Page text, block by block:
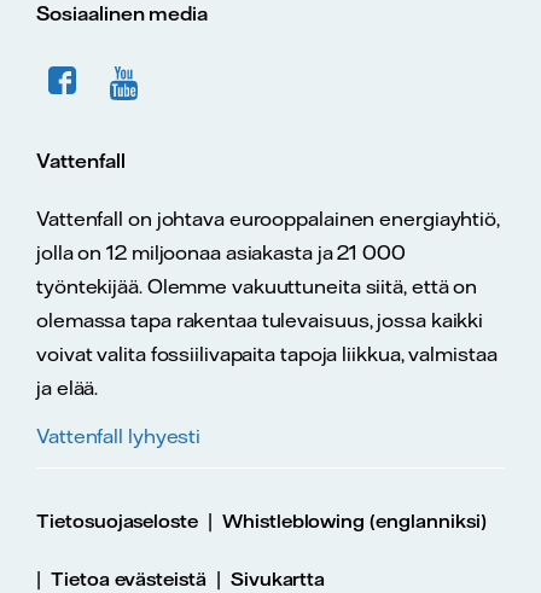
Sosiaalinen media
Vattenfall
Vattenfall on johtava eurooppalainen energiayhtiö,
jolla on 12 miljoonaa asiakasta ja 21 000
työntekijää. Olemme vakuuttuneita siitä, että on
olemassa tapa rakentaa tulevaisuus, jossa kaikki
voivat valita fossiilivapaita tapoja liikkua, valmistaa
ja elää.
Vattenfall lyhyesti
Tietosuojaseloste | Whistleblowing (englanniksi)
| Tietoa evästeistä | Sivukartta